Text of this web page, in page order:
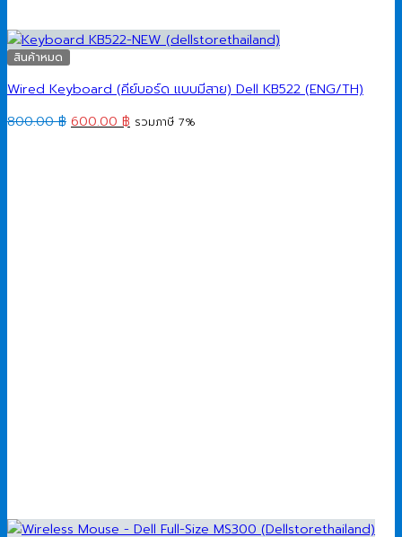
สินค้าหมด
Wired Keyboard (คีย์บอร์ด แบบมีสาย) Dell KB522 (ENG/TH)
800.00฿ Original
600.00 ฿ Current
รวมภาษี 7%